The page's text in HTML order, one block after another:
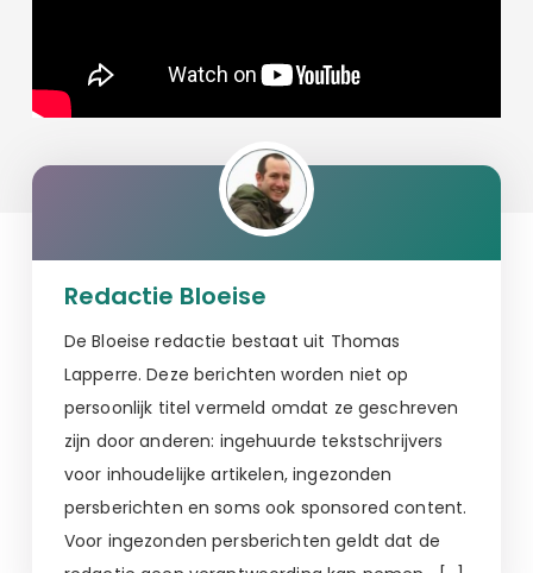
Redactie Bloeise
De Bloeise redactie bestaat uit Thomas
Lapperre. Deze berichten worden niet op
persoonlijk titel vermeld omdat ze geschreven
zijn door anderen: ingehuurde tekstschrijvers
voor inhoudelijke artikelen, ingezonden
persberichten en soms ook sponsored content.
Voor ingezonden persberichten geldt dat de